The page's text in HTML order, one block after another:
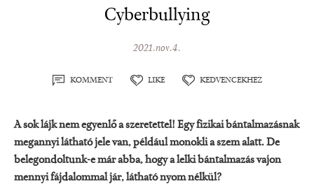
Cyberbullying
2021.nov.4.
KOMMENT LIKE KEDVENCEKHEZ
A sok lájk nem egyenlő a szeretettel! Egy fizikai bántalmazásnak
megannyi látható jele van, például monokli a szem alatt. De
belegondoltunk-e már abba, hogy a lelki bántalmazás vajon
mennyi fájdalommal jár, látható nyom nélkül?